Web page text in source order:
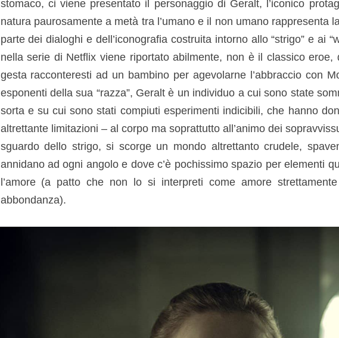
stomaco, ci viene presentato il personaggio di Geralt, l’iconico
natura paurosamente a metà tra l’umano e il non umano rappresenta
parte dei dialoghi e dell’iconografia costruita intorno allo “strigo” e ai
nella serie di Netflix viene riportato abilmente, non è il classico eroe,
gesta racconteresti ad un bambino per agevolarne l’abbraccio con
esponenti della sua “razza”, Geralt è un individuo a cui sono state
sorta e su cui sono stati compiuti esperimenti indicibili, che hanno
altrettante limitazioni – al corpo ma soprattutto all’animo dei
sguardo dello strigo, si scorge un mondo altrettanto crudele,
annidano ad ogni angolo e dove c’è pochissimo spazio per elementi
l’amore (a patto che non lo si interpreti come amore
abbondanza).